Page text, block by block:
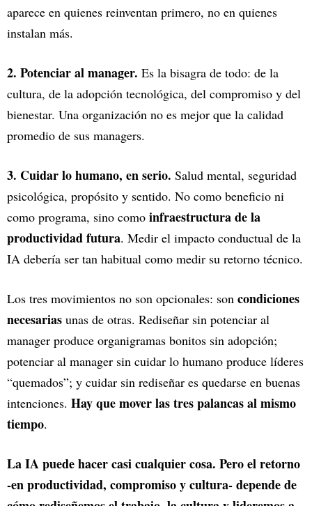
aparece en quienes reinventan primero, no en quienes
instalan más.
2. Potenciar al manager. Es la bisagra de todo: de la
cultura, de la adopción tecnológica, del compromiso y del
bienestar. Una organización no es mejor que la calidad
promedio de sus managers.
3. Cuidar lo humano, en serio. Salud mental, seguridad
psicológica, propósito y sentido. No como beneficio ni
como programa, sino como infraestructura de la
productividad futura. Medir el impacto conductual de la
IA debería ser tan habitual como medir su retorno técnico.
Los tres movimientos no son opcionales: son condiciones
necesarias unas de otras. Rediseñar sin potenciar al
manager produce organigramas bonitos sin adopción;
potenciar al manager sin cuidar lo humano produce líderes
“quemados”; y cuidar sin rediseñar es quedarse en buenas
intenciones. Hay que mover las tres palancas al mismo
tiempo.
La IA puede hacer casi cualquier cosa. Pero el retorno
-en productividad, compromiso y cultura- depende de